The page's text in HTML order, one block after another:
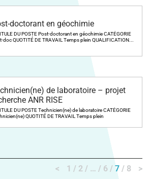
doctorant en géochimie
DU POSTE Post-doctorant en géochimie CATÉGORIE
doc QUOTITÉ DE TRAVAIL Temps plein QUALIFICATION...
de laboratoire – projet
ANR RISE
DU POSTE Technicien(ne) de laboratoire CATÉGORIE
QUOTITÉ DE TRAVAIL Temps plein
< 1 2 … 6 7 8 >